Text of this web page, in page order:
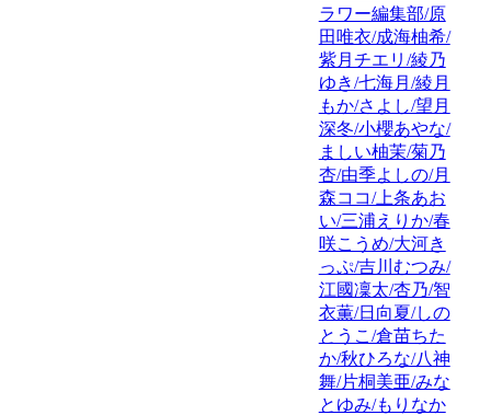
ラワー編集部/原
田唯衣/成海柚希/
紫月チエリ/綾乃
ゆき/七海月/綾月
もか/さよし/望月
深冬/小櫻あやな/
ましい柚茉/菊乃
杏/由季よしの/月
森ココ/上条あお
い/三浦えりか/春
咲こうめ/大河き
っぷ/吉川むつみ/
江國凜太/杏乃/智
衣薫/日向夏/しの
とうこ/倉苗ちた
か/秋ひろな/八神
舞/片桐美亜/みな
とゆみ/もりなか